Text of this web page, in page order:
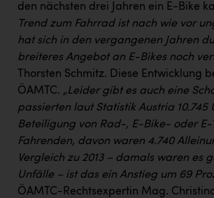
den nächsten drei Jahren ein E-Bike
Trend zum Fahrrad ist nach wie vor
hat sich in den vergangenen Jahren
breiteres Angebot an E-Bikes noch
Thorsten Schmitz. Diese Entwicklung
ÖAMTC. „Leider gibt es auch eine
passierten laut Statistik Austria 10.745
Beteiligung von Rad-, E-Bike- oder
Fahrenden, davon waren 4.740
Vergleich zu 2013 – damals waren es
Unfälle – ist das ein Anstieg um 69
ÖAMTC-Rechtsexpertin Mag.